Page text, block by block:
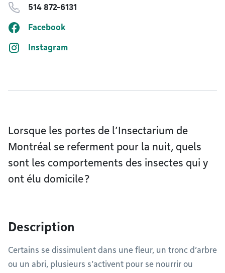
514 872-6131
Facebook
Instagram
Lorsque les portes de l’Insectarium de
Montréal se referment pour la nuit, quels
sont les comportements des insectes qui y
ont élu domicile ?
Description
Certains se dissimulent dans une fleur, un tronc d’arbre
ou un abri, plusieurs s’activent pour se nourrir ou